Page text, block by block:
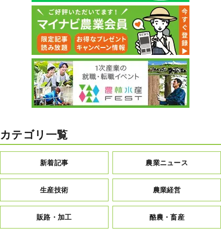
カテゴリ一覧
新着記事 農業ニュース
生産技術 農業経営
販路・加工 酪農・畜産